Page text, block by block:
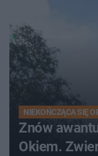
NIEKOŃCZĄCA SIĘ
Znów
Okiem.